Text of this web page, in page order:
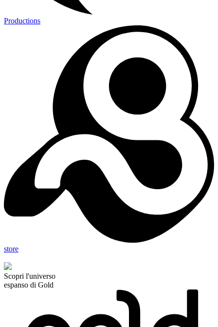
Productions
store
Scopri l'universo
espanso di Gold